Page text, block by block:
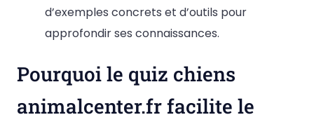
d’exemples concrets et d’outils pour
approfondir ses connaissances.
Pourquoi le quiz chiens
animalcenter.fr facilite le